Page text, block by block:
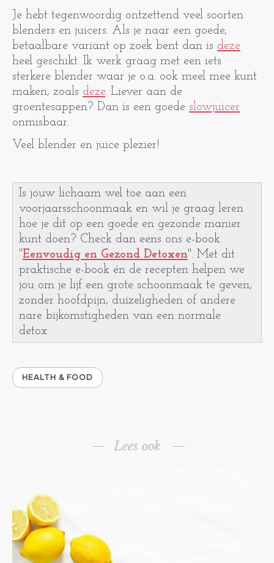
Je hebt tegenwoordig ontzettend veel soorten
blenders en juicers. Als je naar een goede,
betaalbare variant op zoek bent dan is deze
heel geschikt. Ik werk graag met een iets
sterkere blender waar je o.a. ook meel mee kunt
maken, zoals deze. Liever aan de
groentesappen? Dan is een goede slowjuicer
onmisbaar.
Veel blender en juice plezier!
Is jouw lichaam wel toe aan een
voorjaarsschoonmaak en wil je graag leren
hoe je dit op een goede en gezonde manier
kunt doen? Check dan eens ons e-book
"Eenvoudig en Gezond Detoxen". Met dit
praktische e-book én de recepten helpen we
jou om je lijf een grote schoonmaak te geven,
zonder hoofdpijn, duizeligheden of andere
nare bijkomstigheden van een normale
detox.
HEALTH & FOOD
Lees ook